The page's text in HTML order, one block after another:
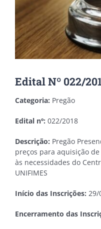
Edital Nº 022/
Categoria: Pregão
Edital nº: 022/2018
Descrição: Pregão
preços para aquisição
às necessidades do
UNIFIMES
Início das Inscrições: 29/
Encerramento das